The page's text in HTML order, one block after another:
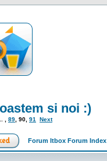
si noi :)
89 90 91 Next
Forum Itbox Forum Index